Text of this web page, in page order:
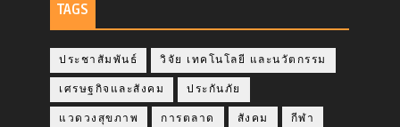
TAGS
ประชาสัมพันธ์ วิจัย เทคโนโลยี และนวัตกรรม
เศรษฐกิจและสังคม ประกันภัย
แวดวงสุขภาพ การตลาด สังคม กีฬา